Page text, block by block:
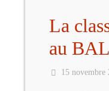
La
au BAL
15 novembre